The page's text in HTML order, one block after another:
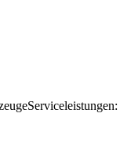
Serviceleistungen: